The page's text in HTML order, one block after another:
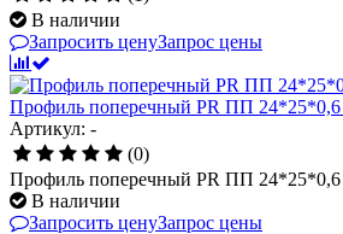
В наличии
Запросить ценуЗапрос цены
Профиль поперечный PR ПП
Артикул: -
(0)
Профиль поперечный PR ПП
В наличии
Запросить ценуЗапрос цены